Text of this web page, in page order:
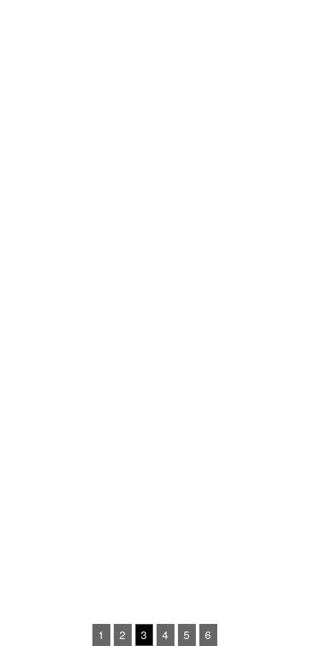
1 2 3 4 5 6